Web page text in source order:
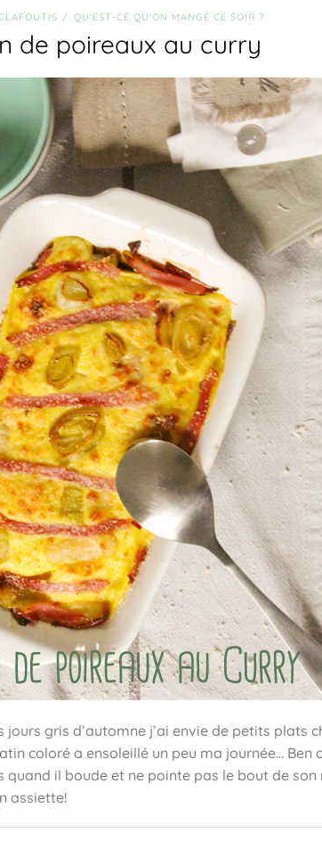
/ QU'EST-CE QU'ON MANGE CE SOIR ?
de poireaux au curry
jours gris d’automne j’ai envie de petits plats
coloré a ensoleillé un peu ma journée… Ben
quand il boude et ne pointe pas le bout de son
assiette!